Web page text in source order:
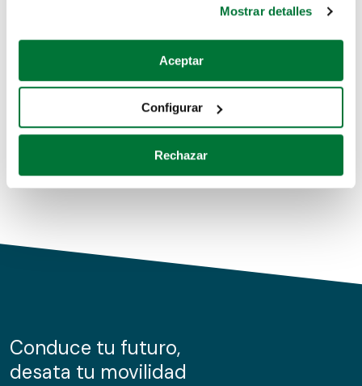
Si lo permite, también quisiéramos:
Recopilar información sobre su ubicación geográfica
Identificar su dispositivo analizándolo activamente
para buscar características específicas (huellas
Obtenga más información sobre cómo se procesan sus
de cookies.
información sobre el uso que haga del sitio web con
nuestros partners de redes sociales, publicidad y análisis
Mostrar detalles
Aceptar
Configurar
Rechazar
Coches de segunda mano
Coches de km0
Conduce tu futuro,
desata tu movilidad